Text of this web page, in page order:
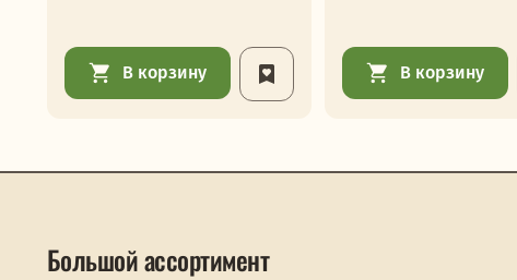
В корзину В корзину
Большой ассортимент